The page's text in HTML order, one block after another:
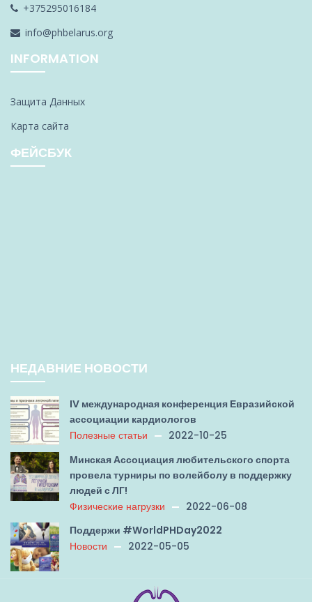
+375295016184
info@phbelarus.org
INFORMATION
Защита Данных
Карта сайта
ФЕЙСБУК
НЕДАВНИЕ НОВОСТИ
IV международная конференция Евразийской
ассоциации кардиологов
Полезные статьи
2022-10-25
Минская Ассоциация любительского спорта
провела турниры по волейболу в поддержку
людей с ЛГ!
Физические нагрузки
2022-06-08
Поддержи #WorldPHDay2022
Новости
2022-05-05